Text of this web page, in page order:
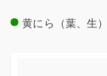
黄にら（葉、生）